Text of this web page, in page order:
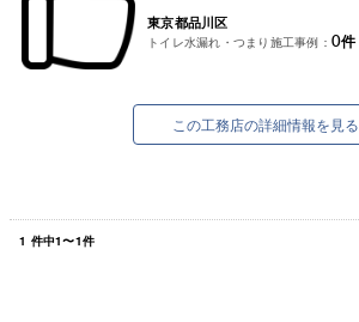
東京都品川区
トイレ水漏れ・つまり施工事例： 0件
この工務店の詳細情報を見る
1 件中1〜1件